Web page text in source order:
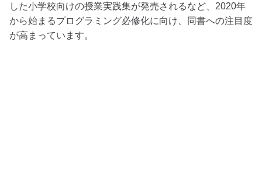
した小学校向けの授業実践集が発売されるなど、2020年
から始まるプログラミング必修化に向け、同書への注目度
が高まっています。